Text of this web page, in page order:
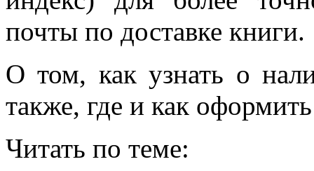
почты по доставке книги.
О том, как узнать о
также, где и как
Читать по теме: